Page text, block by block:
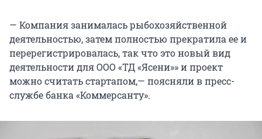
— Компания занималась рыбохозяйственной
деятельностью, затем полностью прекратила ее и
перерегистрировалась, так что это новый вид
деятельности для ООО «ТД «Ясени»» и проект
можно считать стартапом,— поясняли в пресс-
службе банка «Коммерсанту».